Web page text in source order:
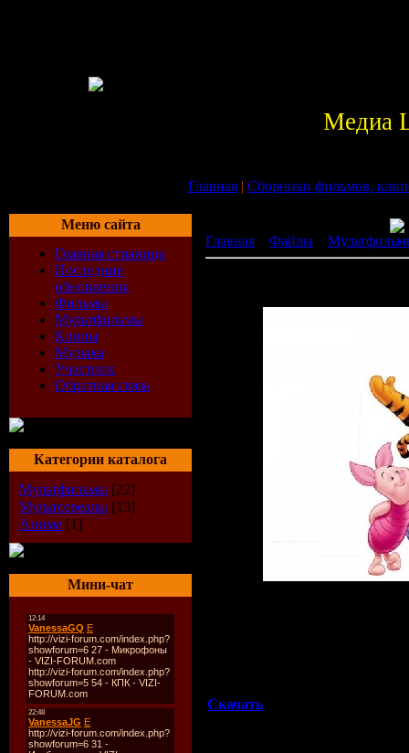
Медиа
Главная| Сборники фильмов,
Меню сайта
Главная страница
Последние
обновления
Фильмы
Мультфильмы
Клипы
Музыка
Участник
Обратная связь
Категории каталога
Мультфильмы [22]
Мультсереалы [13]
Аниме [1]
Мини-чат
Главная Файлы
Скачать